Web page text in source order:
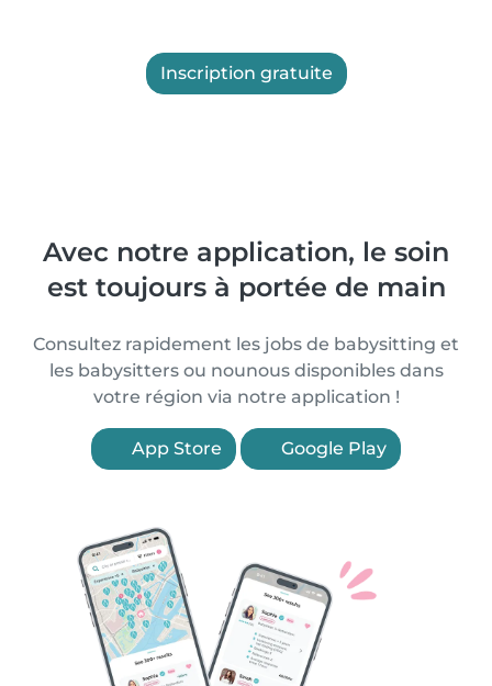
Inscription gratuite
Avec notre application, le soin
est toujours à portée de main
Consultez rapidement les jobs de babysitting et
les babysitters ou nounous disponibles dans
votre région via notre application !
App Store Google Play